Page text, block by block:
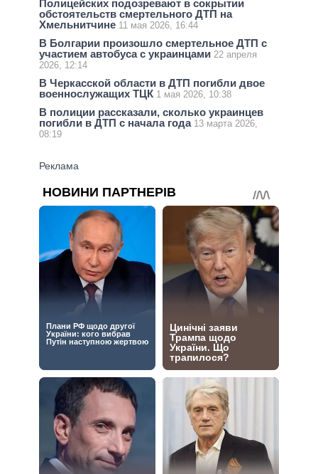
Полицейских подозревают в сокрытии
обстоятельств смертельного ДТП на
Хмельнитчине 11 мая 2026, 16:44
В Болгарии произошло смертельное ДТП с
участием автобуса с украинцами 22 апреля
2026, 12:14
В Черкасской области в ДТП погибли двое
военнослужащих ТЦК 1 мая 2026, 10:38
В полиции рассказали, сколько украинцев
погибли в ДТП с начала года 13 марта 2026,
08:19